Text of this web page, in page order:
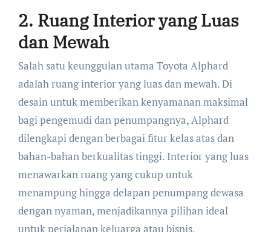
2. Ruang Interior yang Luas
dan Mewah
Salah satu keunggulan utama Toyota Alphard
adalah ruang interior yang luas dan mewah. Di
desain untuk memberikan kenyamanan maksimal
bagi pengemudi dan penumpangnya, Alphard
dilengkapi dengan berbagai fitur kelas atas dan
bahan-bahan berkualitas tinggi. Interior yang luas
menawarkan ruang yang cukup untuk
menampung hingga delapan penumpang dewasa
dengan nyaman, menjadikannya pilihan ideal
untuk perjalanan keluarga atau bisnis.